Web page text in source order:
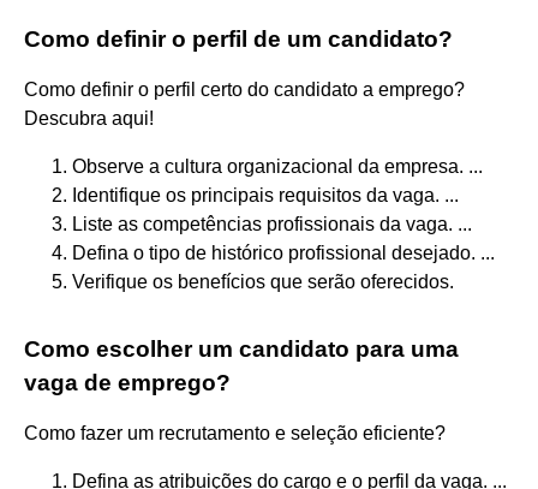
Como definir o perfil de um candidato?
Como definir o perfil certo do candidato a emprego?
Descubra aqui!
Observe a cultura organizacional da empresa. ...
Identifique os principais requisitos da vaga. ...
Liste as competências profissionais da vaga. ...
Defina o tipo de histórico profissional desejado. ...
Verifique os benefícios que serão oferecidos.
Como escolher um candidato para uma
vaga de emprego?
Como fazer um recrutamento e seleção eficiente?
Defina as atribuições do cargo e o perfil da vaga. ...